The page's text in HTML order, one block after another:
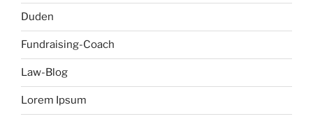
Duden
Fundraising-Coach
Law-Blog
Lorem Ipsum